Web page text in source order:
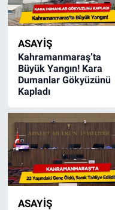
ASAYİŞ
Kahramanmaraş’ta
Büyük Yangın! Kara
Dumanlar Gökyüzünü
Kapladı
ASAYİŞ